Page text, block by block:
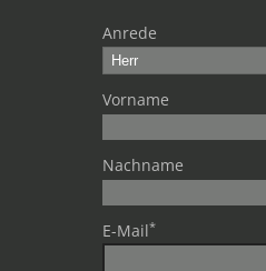
Anrede
Vorname
Nachname
E-Mail*